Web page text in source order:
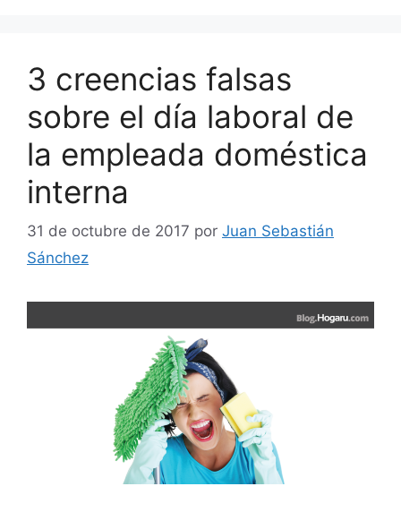
3 creencias falsas
sobre el día laboral de
la empleada doméstica
interna
31 de octubre de 2017 por Juan Sebastián
Sánchez